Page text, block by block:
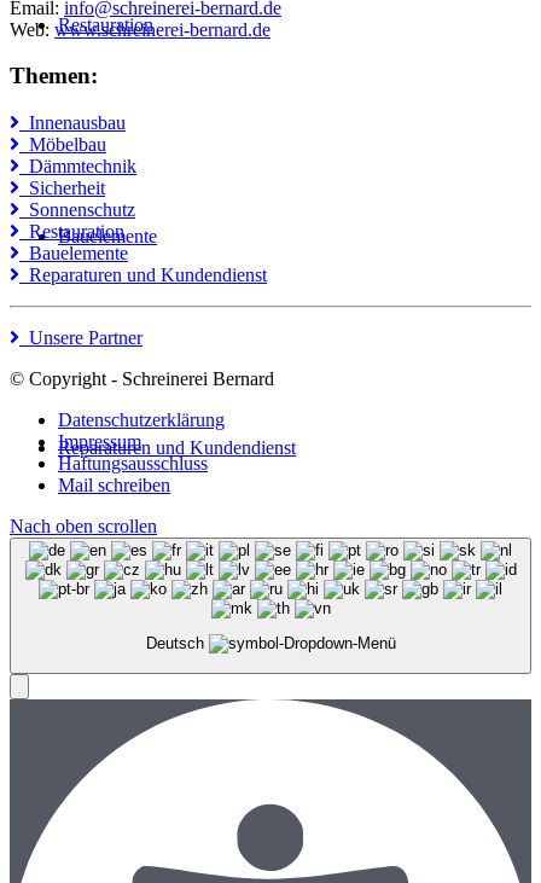
Restauration
Bauelemente
Reparaturen und Kundendienst
Email: info@schreinerei-bernard.de
Web: www.schreinerei-bernard.de
Themen:
Innenausbau
Möbelbau
Dämmtechnik
Sicherheit
Sonnenschutz
Restauration
Bauelemente
Reparaturen und Kundendienst
Unsere Partner
© Copyright - Schreinerei Bernard
Datenschutzerklärung
Impressum
Haftungsausschluss
Mail schreiben
Nach oben scrollen
Deutsch